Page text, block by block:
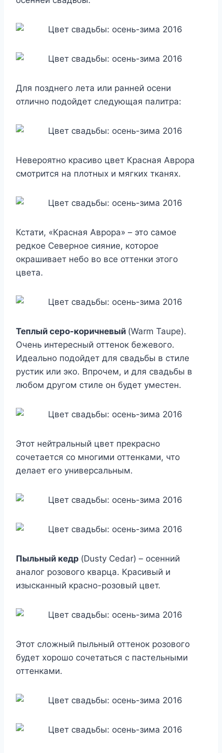
Для позднего лета или ранней осени
отлично подойдет следующая палитра:
Невероятно красиво цвет Красная Аврора
смотрится на плотных и мягких тканях.
Кстати, «Красная Аврора» – это самое
редкое Северное сияние, которое
окрашивает небо во все оттенки этого
цвета.
Теплый серо-коричневый (Warm Taupe).
Очень интересный оттенок бежевого.
Идеально подойдет для свадьбы в стиле
рустик или эко. Впрочем, и для свадьбы в
любом другом стиле он будет уместен.
Этот нейтральный цвет прекрасно
сочетается со многими оттенками, что
делает его универсальным.
Пыльный кедр (Dusty Cedar) – осенний
аналог розового кварца. Красивый и
изысканный красно-розовый цвет.
Этот сложный пыльный оттенок розового
будет хорошо сочетаться с пастельными
оттенками.